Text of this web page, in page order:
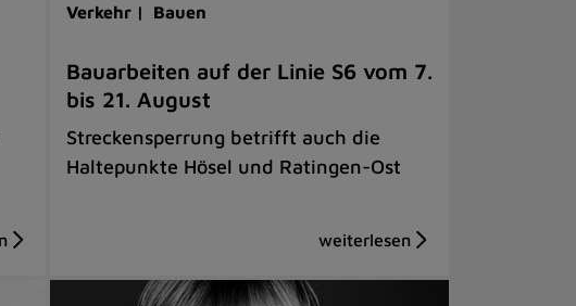
Verkehr | Bauen
Bauarbeiten auf der Linie S6 vom 7.
bis 21. August
Streckensperrung betrifft auch die
Haltepunkte Hösel und Ratingen-Ost